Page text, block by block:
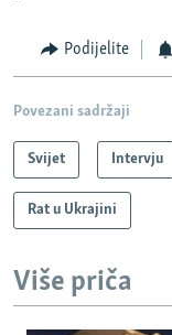
Podijelite
Povezani sadržaji
Svijet Intervju
Rat u Ukrajini
Više priča